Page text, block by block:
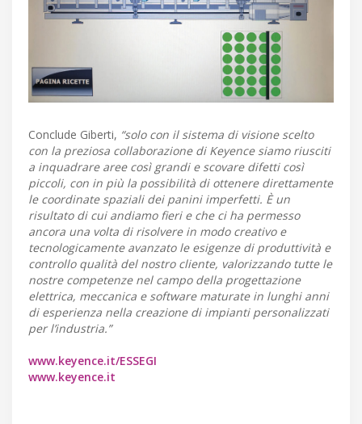
Conclude Giberti, “solo con il sistema di visione scelto
con la preziosa collaborazione di Keyence siamo riusciti
a inquadrare aree così grandi e scovare difetti così
piccoli, con in più la possibilità di ottenere direttamente
le coordinate spaziali dei panini imperfetti. È un
risultato di cui andiamo fieri e che ci ha permesso
ancora una volta di risolvere in modo creativo e
tecnologicamente avanzato le esigenze di produttività e
controllo qualità del nostro cliente, valorizzando tutte le
nostre competenze nel campo della progettazione
elettrica, meccanica e software maturate in lunghi anni
di esperienza nella creazione di impianti personalizzati
per l’industria.”
www.keyence.it/ESSEGI
www.keyence.it